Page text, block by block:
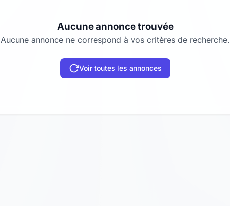
Aucune annonce trouvée
Aucune annonce ne correspond à vos critères de recherche.
Voir toutes les annonces